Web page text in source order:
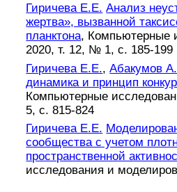
Гиричева Е.Е. Анализ
жертва», вызванной
планктона, Компьютерные
2020, т. 12, № 1, с. 185-199
Гиричева Е.Е.,Абакумов
динамика и принцип
Компьютерные
5, с. 815-824
Гиричева Е.Е.
сообщества с учетом
пространственной
исследования и